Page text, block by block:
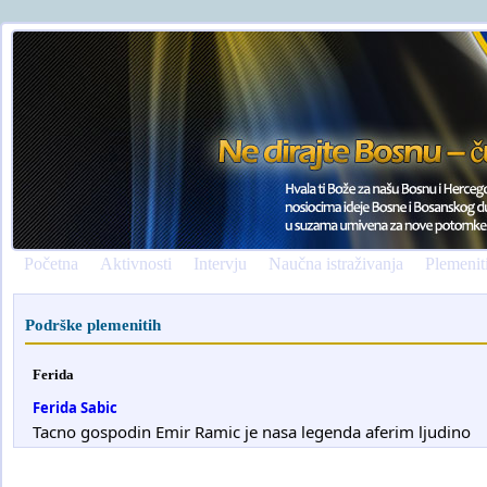
Početna Aktivnosti Intervju Naučna istraživanja
Podrške plemenitih
Ferida
Ferida Sabic
Tacno gospodin Emir Ramic je nasa legenda aferim ljudino